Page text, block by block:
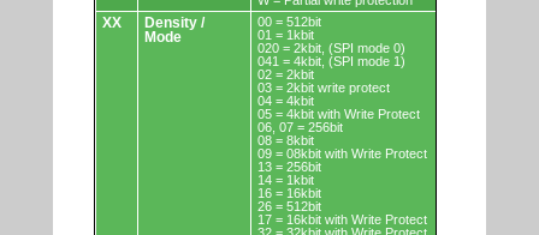
XX
Density /
Mode
00 = 512bit
01 = 1kbit
020 = 2kbit, (SPI mode 0)
041 = 4kbit, (SPI mode 1)
02 = 2kbit
03 = 2kbit write protect
04 = 4kbit
05 = 4kbit with Write Protect
06, 07 = 256bit
08 = 8kbit
09 = 08kbit with Write Protect
13 = 256bit
14 = 1kbit
16 = 16kbit
26 = 512bit
17 = 16kbit with Write Protect